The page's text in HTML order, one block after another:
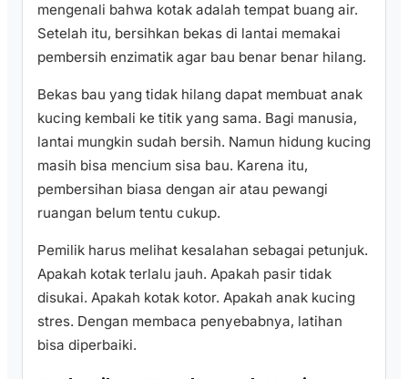
mengenali bahwa kotak adalah tempat buang air.
Setelah itu, bersihkan bekas di lantai memakai
pembersih enzimatik agar bau benar benar hilang.
Bekas bau yang tidak hilang dapat membuat anak
kucing kembali ke titik yang sama. Bagi manusia,
lantai mungkin sudah bersih. Namun hidung kucing
masih bisa mencium sisa bau. Karena itu,
pembersihan biasa dengan air atau pewangi
ruangan belum tentu cukup.
Pemilik harus melihat kesalahan sebagai petunjuk.
Apakah kotak terlalu jauh. Apakah pasir tidak
disukai. Apakah kotak kotor. Apakah anak kucing
stres. Dengan membaca penyebabnya, latihan
bisa diperbaiki.